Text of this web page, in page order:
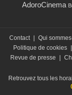
AdoroCinema
Contact Qui
Politique de cookies
Revue de presse
Retrouvez tous les